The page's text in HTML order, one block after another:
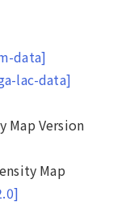
data]
lac-data]
Map Version
Map